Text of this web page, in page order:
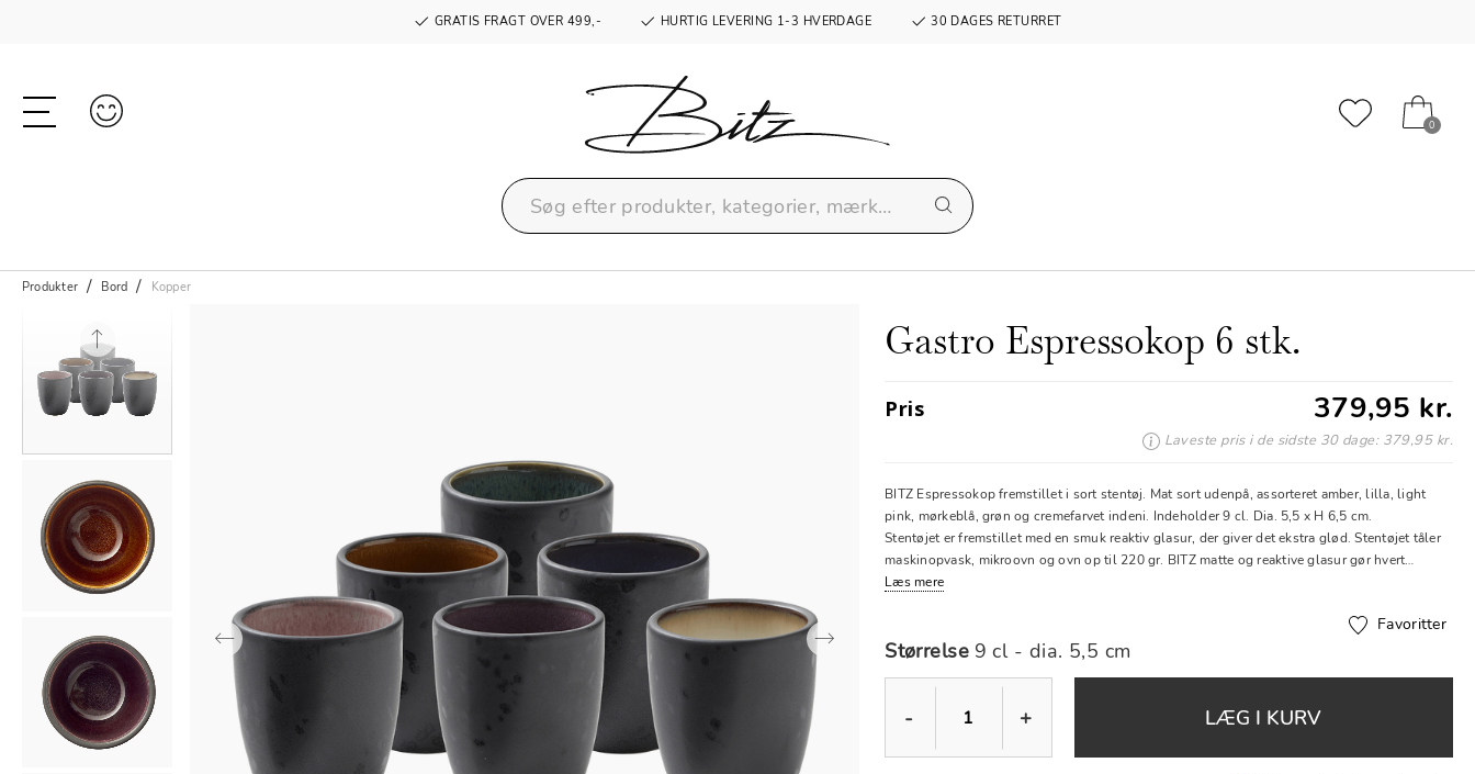
GRATIS FRAGT OVER 499,- HURTIG LEVERING 1-3 HVERDAGE 30 DAGES RETURRET
0
Produkter Bord Kopper
Gastro Espressokop 6 stk.
Pris 379,95 kr.
Laveste pris i de sidste 30 dage: 379,95 kr.
BITZ Espressokop fremstillet i sort stentøj. Mat sort udenpå, assorteret amber, lilla, light
pink, mørkeblå, grøn og cremefarvet indeni. Indeholder 9 cl. Dia. 5,5 x H 6,5 cm.
Stentøjet er fremstillet med en smuk reaktiv glasur, der giver det ekstra glød. Stentøjet tåler
maskinopvask, mikroovn og ovn op til 220 gr. BITZ matte og reaktive glasur gør hvert
produkt unikt. Ridser og skæremærker vil kunne ses. Dette er ikke en fejl.
Læs mere
Favoritter
Størrelse 9 cl - dia. 5,5 cm
- + LÆG I KURV